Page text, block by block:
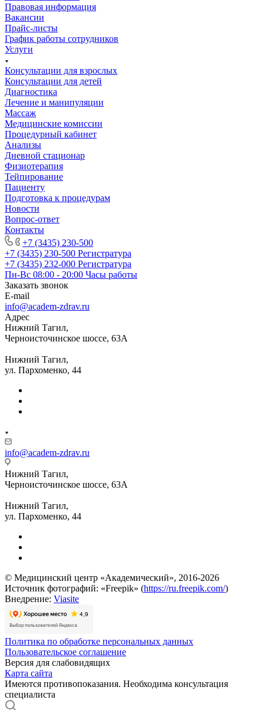
Правовая информация
Вакансии
Прайс-листы
График работы сотрудников
Услуги
Консультации для взрослых
Консультации для детей
Диагностика
Лечение и манипуляции
Массаж
Медицинские комиссии
Процедурный кабинет
Анализы
Дневной стационар
Физиотерапия
Тейпирование
Пациенту
Подготовка к процедурам
Новости
Вопрос-ответ
Контакты
+7 (3435) 230-500
+7 (3435) 230-500 Регистратура
+7 (3435) 232-000 Регистратура
Пн-Вс 08:00 - 20:00 Часы работы
Заказать звонок
E-mail
info@academ-zdrav.ru
Адрес
Нижний Тагил,
Черноисточинское шоссе, 63А
Нижний Тагил,
ул. Пархоменко, 44
info@academ-zdrav.ru
Нижний Тагил,
Черноисточинское шоссе, 63А
Нижний Тагил,
ул. Пархоменко, 44
© Медицинский центр «Академический», 2016-2026
Источник фотографий: «Freepik» (https://ru.freepik.com/)
Внедрение: Viasite
Политика по обработке персональных данных
Пользовательское соглашение
Версия для слабовидящих
Карта сайта
Имеются противопоказания. Необходима консультация
специалиста